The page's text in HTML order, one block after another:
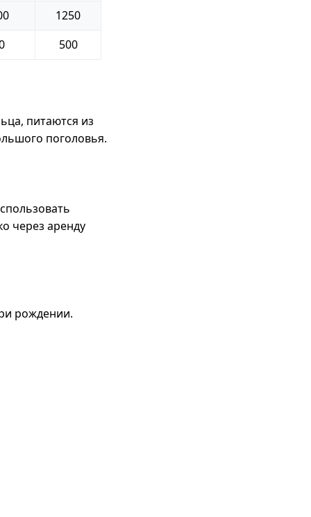
1250
500
питаются из
поголовья.
через аренду
рождении.